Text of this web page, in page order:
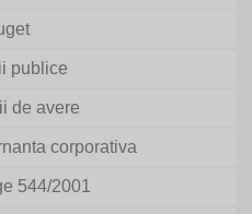
publice
de avere
corporativa
544/2001